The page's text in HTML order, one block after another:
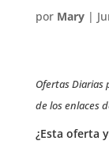
por Mary|
Ofertas Diarias
de los enlaces
¿Esta oferta